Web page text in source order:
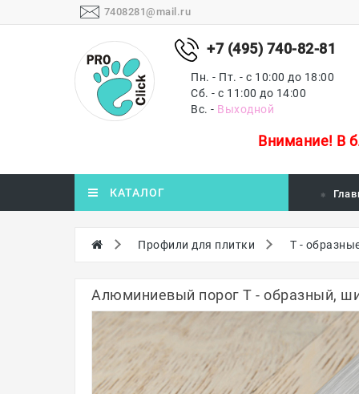
7408281@mail.ru
+7 (495) 740-82-81
Пн. - Пт. - с 10:00 до 18:00
Сб. - с 11:00 до 14:00
Вс. - Выходной
Внимание! В
КАТАЛОГ
Профили для плитки Т -
Алюминиевый порог Т - образный,